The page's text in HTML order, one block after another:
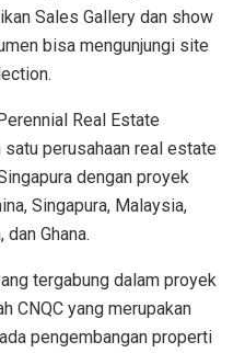
Sales Gallery dan show
bisa mengunjungi site
Real Estate
perusahaan real estate
dengan proyek
Singapura, Malaysia,
Ghana.
tergabung dalam proyek
CNQC yang merupakan
pengembangan properti